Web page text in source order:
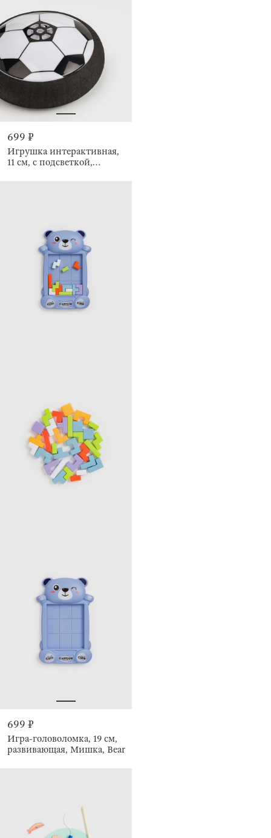
699 ₽
Игрушка интерактивная,
11 см, с подсветкой,
699 ₽
Игра-головоломка, 19 см,
развивающая, Мишка, Bear